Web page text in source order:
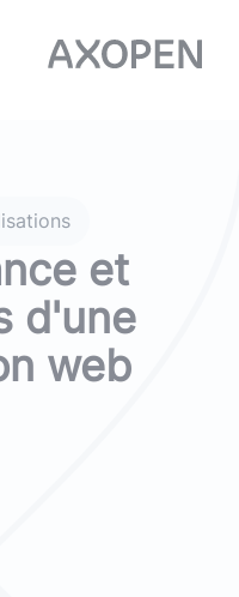
et
d'une
web